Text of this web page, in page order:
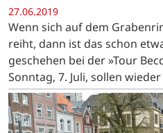
27.06.2019
Wenn sich auf dem
reiht, dann ist das schon
geschehen bei der »Tour
Sonntag, 7. Juli, sollen